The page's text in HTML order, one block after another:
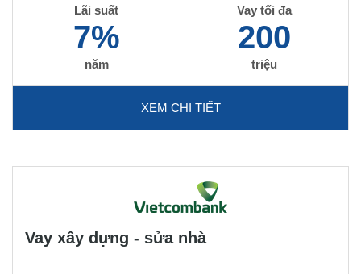
Lãi suất
7%
năm
Vay tối đa
200
triệu
XEM CHI TIẾT
Vay xây dựng - sửa nhà